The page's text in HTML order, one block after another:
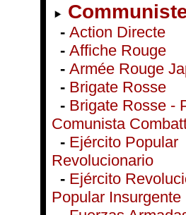
- Action Directe
- Affiche Rouge
- Armée Rouge
- Brigate Rosse
- Brigate Rosse -
Comunista
- Ejército Popular
Revolucionario
- Ejército
Popular Insurgente